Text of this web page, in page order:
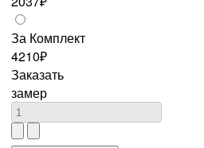
За Комплект
4210₽
Заказать
замер